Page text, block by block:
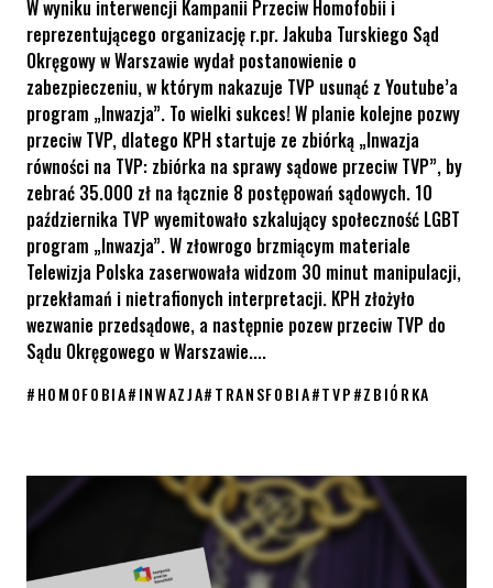
W wyniku interwencji Kampanii Przeciw Homofobii i
reprezentującego organizację r.pr. Jakuba Turskiego Sąd
Okręgowy w Warszawie wydał postanowienie o
zabezpieczeniu, w którym nakazuje TVP usunąć z Youtube’a
program „Inwazja”. To wielki sukces! W planie kolejne pozwy
przeciw TVP, dlatego KPH startuje ze zbiórką „Inwazja
równości na TVP: zbiórka na sprawy sądowe przeciw TVP”, by
zebrać 35.000 zł na łącznie 8 postępowań sądowych. 10
października TVP wyemitowało szkalujący społeczność LGBT
program „Inwazja”. W złowrogo brzmiącym materiale
Telewizja Polska zaserwowała widzom 30 minut manipulacji,
przekłamań i nietrafionych interpretacji. KPH złożyło
wezwanie przedsądowe, a następnie pozew przeciw TVP do
Sądu Okręgowego w Warszawie....
#HOMOFOBIA#INWAZJA#TRANSFOBIA#TVP#ZBIÓRKA